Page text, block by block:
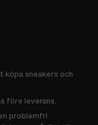
köpa sneakers och
före leverans.
problemfri